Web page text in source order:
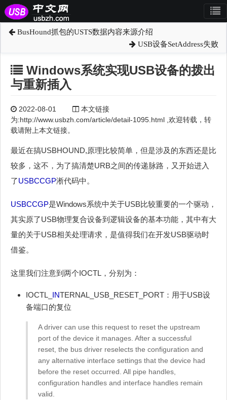
BusHound抓包的USTS数据内容来源介绍
USB设备SetAddress失败
Windows系统实现USB设备的拨出
与重新插入
2022-08-01
本文链接
为:http://www.usbzh.com/article/detail-1095.html ,欢迎转载，转
载请附上本文链接。
最近在搞USBHOUND,原理比较简单，但是涉及的东西还是比
较多，这不，为了搞清楚URB之间的传递脉路，又开始进入
了USBCCGP淅代码中。
USBCCGP是Windows系统中关于USB比较重要的一个驱动，
其实原了USB物理复合设备到逻辑设备的基本功能，其中有大
量的关于USB相关处理请求，是值得我们在开发USB驱动时
借鉴。
这里我们注意到两个IOCTL，分别为：
IOCTL_ INTERNAL_USB_RESET_PORT：用于USB设
备端口的复位
A driver can use this request to reset the upstream
port of the device it manages. After a successful
reset, the bus driver reselects the configuration and
any alternative interface settings that the device had
before the reset occurred. All pipe handles,
configuration handles and interface handles remain
valid.